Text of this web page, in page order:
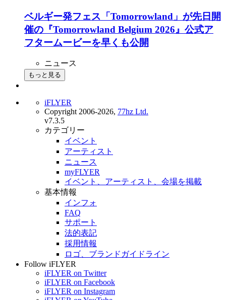
ベルギー発フェス「Tomorrowland」が先日開
催の『Tomorrowland Belgium 2026』公式ア
フタームービーを早くも公開
ニュース
もっと見る
iFLYER
Copyright 2006-2026, 77hz Ltd.
v7.3.5
カテゴリー
イベント
アーティスト
ニュース
myFLYER
イベント、アーティスト、会場を掲載
基本情報
インフォ
FAQ
サポート
法的表記
採用情報
ロゴ、ブランドガイドライン
Follow iFLYER
iFLYER on Twitter
iFLYER on Facebook
iFLYER on Instagram